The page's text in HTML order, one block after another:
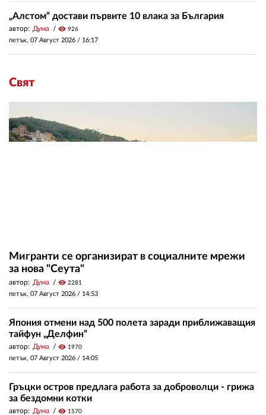
„Алстом“ достави първите 10 влака за България
автор: Дума visibility 926
петък, 07 Август 2026 / 16:17
Свят
Мигранти се организират в социалните мрежи
за нова "Сеута"
автор: Дума visibility 2281
петък, 07 Август 2026 / 14:53
Япония отмени над 500 полета заради приближаващия
тайфун „Делфин“
автор: Дума visibility 1970
петък, 07 Август 2026 / 14:05
Гръцки остров предлага работа за доброволци - грижа
за бездомни котки
автор: Дума visibility 1570